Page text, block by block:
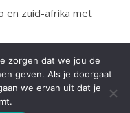
en zuid-afrika met
zorgen dat we jou de
geven. Als je doorgaat
we ervan uit dat je